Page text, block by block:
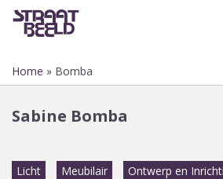
Overslaan
inhoud
gaan
Kruimelpad
Home Bomba
Sabine Bomba
Licht Meubilair Ontwerp en